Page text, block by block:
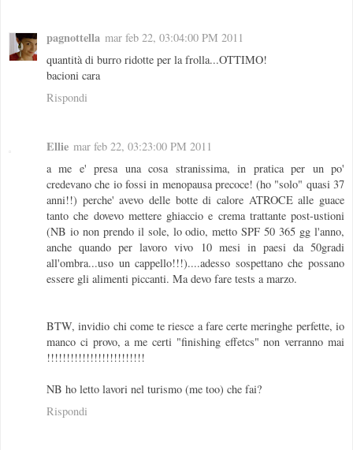
pagnottella mar feb 22, 03:04:00 PM 2011
quantità di burro ridotte per la frolla...OTTIMO!
bacioni cara
Rispondi
Ellie mar feb 22, 03:23:00 PM 2011
a me e' presa una cosa stranissima, in pratica per un po'
credevano che io fossi in menopausa precoce! (ho "solo" quasi 37
anni!!) perche' avevo delle botte di calore ATROCE alle guace
tanto che dovevo mettere ghiaccio e crema trattante post-ustioni
(NB io non prendo il sole, lo odio, metto SPF 50 365 gg l'anno,
anche quando per lavoro vivo 10 mesi in paesi da 50gradi
all'ombra...uso un cappello!!!)....adesso sospettano che possano
essere gli alimenti piccanti. Ma devo fare tests a marzo.
BTW, invidio chi come te riesce a fare certe meringhe perfette, io
manco ci provo, a me certi "finishing effetcs" non verranno mai
!!!!!!!!!!!!!!!!!!!!!!!!!
NB ho letto lavori nel turismo (me too) che fai?
Rispondi